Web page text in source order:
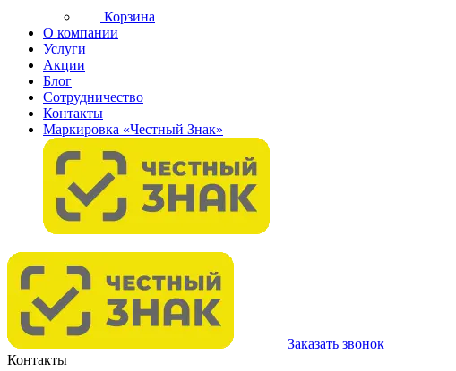
Корзина
О компании
Услуги
Акции
Блог
Сотрудничество
Контакты
Маркировка «Честный Знак»
Заказать звонок
Контакты